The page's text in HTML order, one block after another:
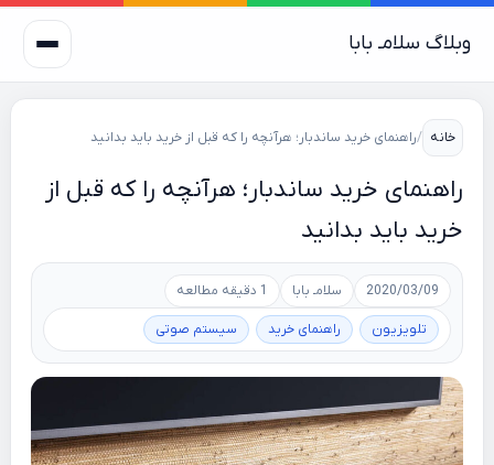
وبلاگ سلامـ بابا
خانه /راهنمای خرید ساندبار؛ هرآنچه را که قبل از خرید باید بدانید
راهنمای خرید ساندبار؛ هرآنچه را که قبل از
خرید باید بدانید
2020/03/09 سلامـ بابا 1 دقیقه مطالعه
تلویزیون راهنمای خرید سیستم صوتی